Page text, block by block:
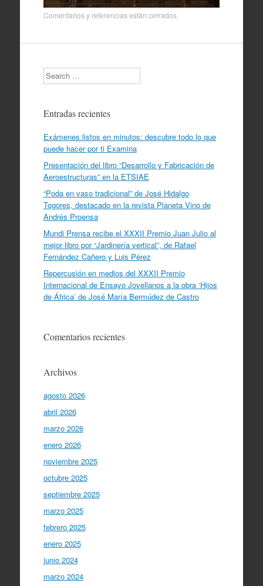
Comentarios y referencias están cerrados.
Search
Entradas recientes
Exámenes listos en minutos: descubre todo lo que
puede hacer por ti Examina
Presentación del libro “Desarrollo y Fabricación de
Aeroestructuras” en la ETSIAE
“Poda en vaso tradicional” de José Hidalgo
Togores, destacado en la revista Planeta Vino de
Andrés Proensa
Mundi Prensa recibe el XXXII Premio Juan Julio al
mejor libro por “Jardinería vertical”, de Rafael
Fernández Cañero y Luis Pérez
Repercusión en medios del XXXII Premio
Internacional de Ensayo Jovellanos a la obra ‘Hijos
de África’ de José María Bermúdez de Castro
Comentarios recientes
Archivos
agosto 2026
abril 2026
marzo 2026
enero 2026
noviembre 2025
octubre 2025
septiembre 2025
marzo 2025
febrero 2025
enero 2025
junio 2024
marzo 2024